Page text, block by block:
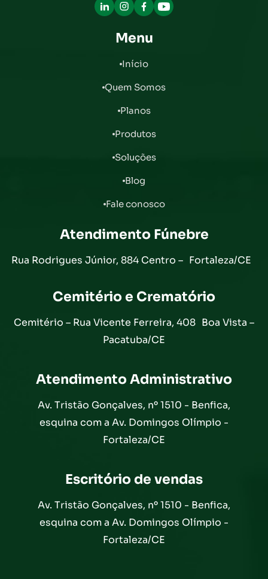
Menu
Início
Quem Somos
Planos
Produtos
Soluções
Blog
Fale conosco
Atendimento Fúnebre
Rua Rodrigues Júnior, 884 Centro – Fortaleza/CE
Cemitério e Crematório
Cemitério – Rua Vicente Ferreira, 408 Boa Vista –
Pacatuba/CE
Atendimento Administrativo
Av. Tristão Gonçalves, nº 1510 - Benfica,
esquina com a Av. Domingos Olímpio -
Fortaleza/CE
Escritório de vendas
Av. Tristão Gonçalves, nº 1510 - Benfica,
esquina com a Av. Domingos Olímpio -
Fortaleza/CE